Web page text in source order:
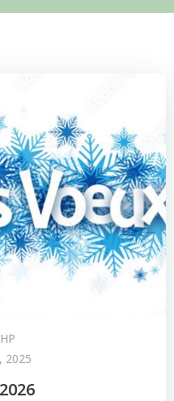
2025